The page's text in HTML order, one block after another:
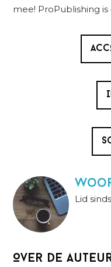
mee! ProPublishing is
Lid
Over de